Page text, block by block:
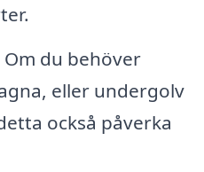
Om du behöver
eller undergolv
också påverka